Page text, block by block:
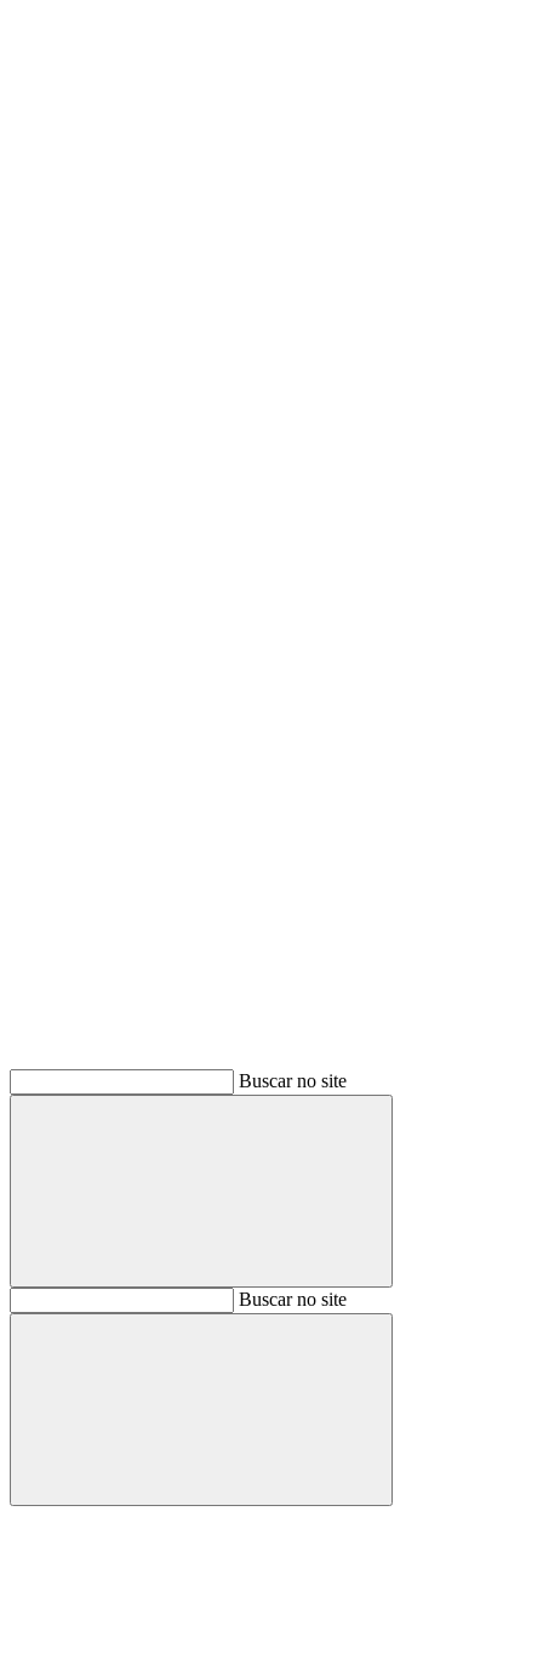
Buscar no site
BuscarBuscar no site
Buscar